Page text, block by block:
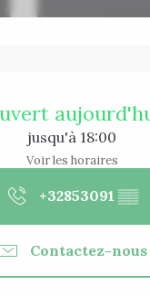
jusqu'à 18:00
Voir les horaires
+32853091 ▒▒
Contactez-nous